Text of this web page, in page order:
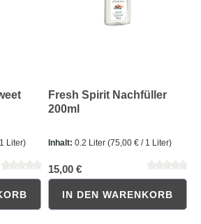
von 5 von 5 Sternen
Durchschnittliche Bewertung
Liter)
Fresh Spirit Nachfüller
200ml
Inhalt: 0.2 Liter (75,00 € / 1 Liter)
15,00 €
IN DEN WARENKORB